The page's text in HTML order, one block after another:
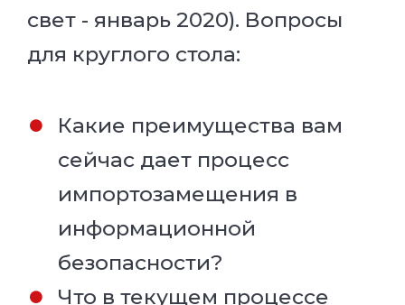
свет - январь 2020). Вопросы
для круглого стола:
Какие преимущества вам
сейчас дает процесс
импортозамещения в
информационной
безопасности?
Что в текущем процессе